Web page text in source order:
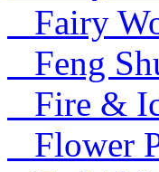
Fairy
Feng
Fire &
Flower